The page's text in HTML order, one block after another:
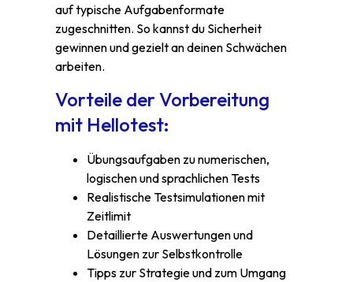
auf typische Aufgabenformate
zugeschnitten. So kannst du Sicherheit
gewinnen und gezielt an deinen Schwächen
arbeiten.
Vorteile der Vorbereitung
mit Hellotest:
Übungsaufgaben zu numerischen,
logischen und sprachlichen Tests
Realistische Testsimulationen mit
Zeitlimit
Detaillierte Auswertungen und
Lösungen zur Selbstkontrolle
Tipps zur Strategie und zum Umgang